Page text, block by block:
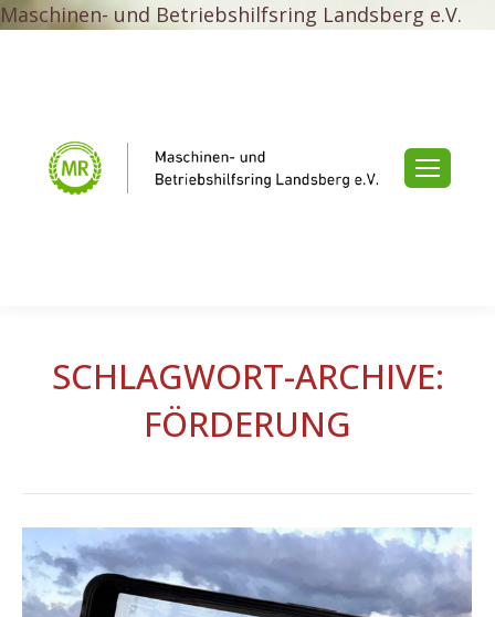
Maschinen- und Betriebshilfsring Landsberg e.V.
SCHLAGWORT-ARCHIVE:
FÖRDERUNG